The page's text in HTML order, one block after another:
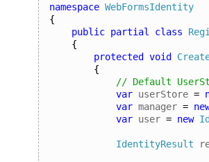
namespace WebFormsIdentity
{
public partial class
{
protected void
{
// Default
var userStore =
var manager =
var user = new
IdentityResult